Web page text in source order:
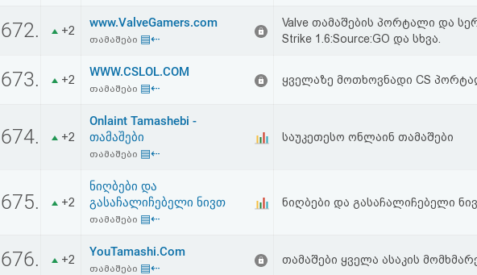
672. +2
www.ValveGamers.com
თამაშები ▤⇠
Valve თამაშების პორტალი და
Strike 1.6:Source:GO და სხვა.
673. +2
WWW.CSLOL.COM
თამაშები ▤⇠
ყველაზე მოთხოვნადი CS
674. +2
Onlaint Tamashebi -
თამაშები
თამაშები ▤⇠
საუკეთესო ონლაინ თამაშები
675. +2
ნიღბები და
გასაჩალიჩებელი ნივთ
თამაშები ▤⇠
ნიღბები და გასაჩალიჩებელი
676. +2
YouTamashi.Com
თამაშები ▤⇠
თამაშები ყველა ასაკის